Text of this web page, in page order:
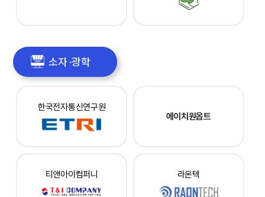
소자 ·광학
한국전자통신연구원
에이치원옵트
티앤아이컴퍼니 라온텍